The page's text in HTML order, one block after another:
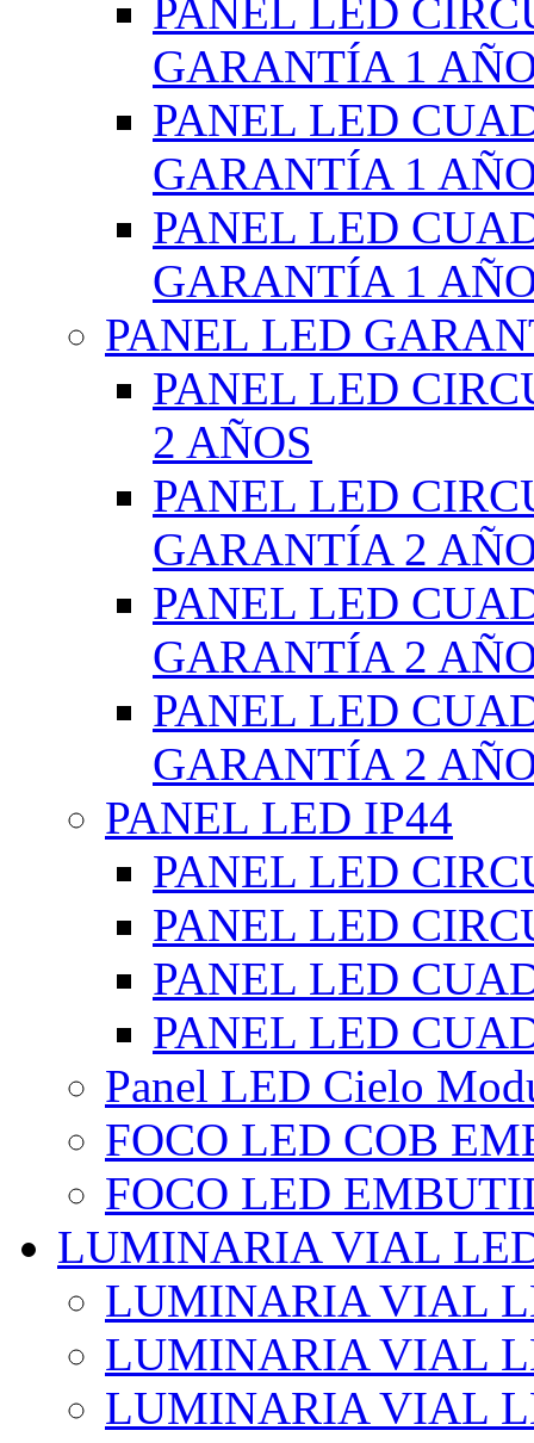
PANEL LED
GARANTÍA 1
PANEL LED
GARANTÍA 1
PANEL LED
GARANTÍA 1
PANEL LED
PANEL LED
2 AÑOS
PANEL LED
GARANTÍA 2
PANEL LED
GARANTÍA 2
PANEL LED
GARANTÍA 2
PANEL LED IP44
PANEL LED
PANEL LED
PANEL LED
PANEL LED
Panel LED Cielo
FOCO LED COB
FOCO LED
LUMINARIA VIAL
LUMINARIA VIAL
LUMINARIA VIAL
LUMINARIA VIAL